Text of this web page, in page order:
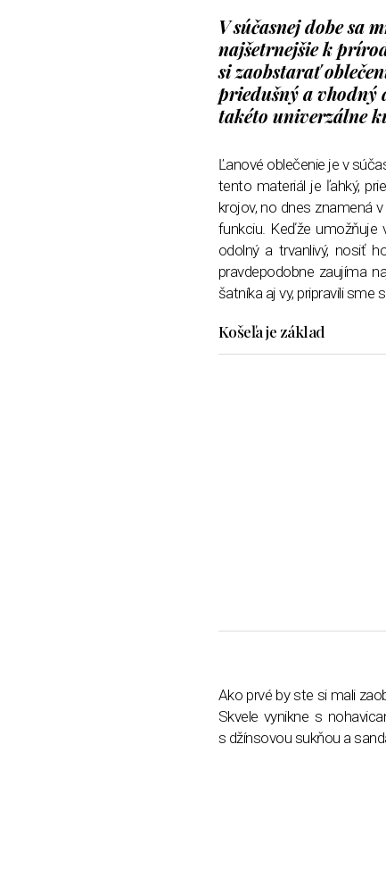
V súčasnej dobe sa
najšetrnejšie k
si zaobstarať
priedušný a vhodný
takéto univerzálne
Ľanové oblečenie je v
tento materiál je ľahký,
krojov, no dnes znamená
funkciu. Keďže umožňuje
odolný a trvanlivý, nosiť
pravdepodobne zaujíma
šatníka aj vy, pripravili sme
Košeľa je základ
Ako prvé by ste si mali
Skvele vynikne s
s džínsovou sukňou a